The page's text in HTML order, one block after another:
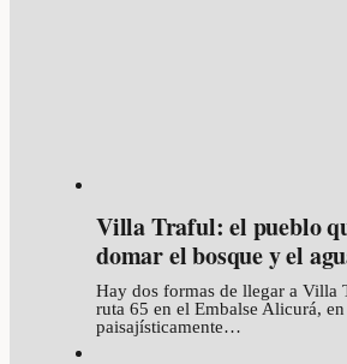
Villa Traful: el pueblo
domar el bosque y el
Hay dos formas de llegar a Villa
ruta 65 en el Embalse Alicurá,
paisajísticamente…